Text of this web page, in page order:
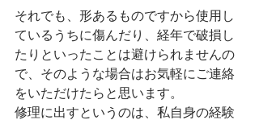
それでも、形あるものですから使用し
ているうちに傷んだり、経年で破損し
たりといったことは避けられませんの
で、そのような場合はお気軽にご連絡
をいただけたらと思います。
修理に出すというのは、私自身の経験